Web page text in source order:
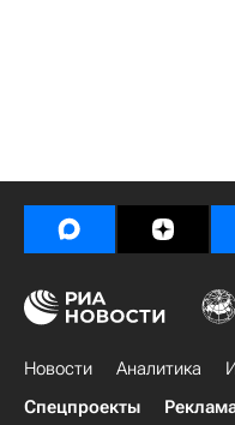
Новости Аналитика
Спецпроекты